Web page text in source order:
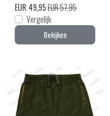
EUR 49,95EUR 57,95
Vergelijk
Bekijken